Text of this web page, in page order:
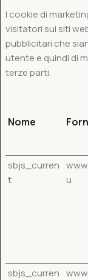
I cookie di
visitatori sui siti
pubblicitari che
utente e quindi di
terze parti.
Nome
sbjs_curren
t
u
sbjs_curren